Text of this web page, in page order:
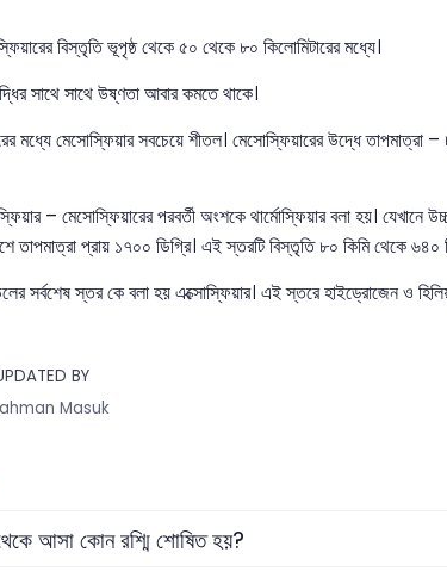
বিস্তৃতি ভূপৃষ্ঠ থেকে ৫০ থেকে ৮০ কিলোমিটারের মধ্যে।
সাথে সাথে উষ্ণতা আবার কমতে থাকে।
মধ্যে মেসোস্ফিয়ার সবচেয়ে শীতল। মেসোস্ফিয়ারের উদ্ধে তাপমাত্রা –
– মেসোস্ফিয়ারের পরবর্তী অংশকে থার্মোস্ফিয়ার বলা হয়। যেখানে
তাপমাত্রা প্রায় ১৭০০ ডিগ্রি। এই স্তরটি বিস্তৃতি ৮০ কিমি থেকে ৬৪০
সর্বশেষ স্তর কে বলা হয় এক্সোস্ফিয়ার। এই স্তরে হাইড্রোজেন ও
BY
Masuk
আসা কোন রশ্মি শোষিত হয়?